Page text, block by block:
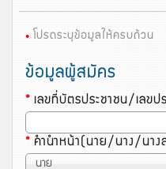
ข่าวสารและกิจกรรม
แคตตาล็อก
ความรู้เรื่องกระดาษ
• โปรดระบุข้อมูลให้ครบถ้วน
ข้อมูลผู้สมัคร
*เลขที่บัตรประชาชน/เลขป
*คำนำหน้า(นาย/นาง/นา